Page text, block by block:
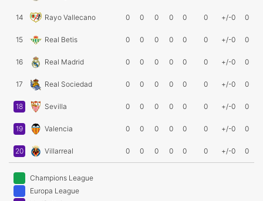
14 Rayo Vallecano 0 0 0 0 0 0 +/-0 0
15 Real Betis 0 0 0 0 0 0 +/-0 0
16 Real Madrid 0 0 0 0 0 0 +/-0 0
17 Real Sociedad 0 0 0 0 0 0 +/-0 0
18 Sevilla 0 0 0 0 0 0 +/-0 0
19 Valencia 0 0 0 0 0 0 +/-0 0
20 Villarreal 0 0 0 0 0 0 +/-0 0
Champions League
Europa League